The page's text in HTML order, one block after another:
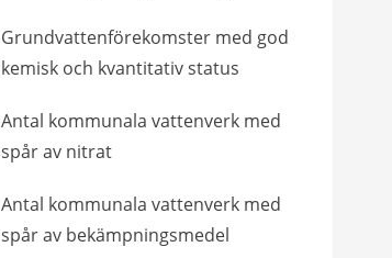
Grundvattenförekomster med god
kemisk och kvantitativ status
Antal kommunala vattenverk med
spår av nitrat
Antal kommunala vattenverk med
spår av bekämpningsmedel